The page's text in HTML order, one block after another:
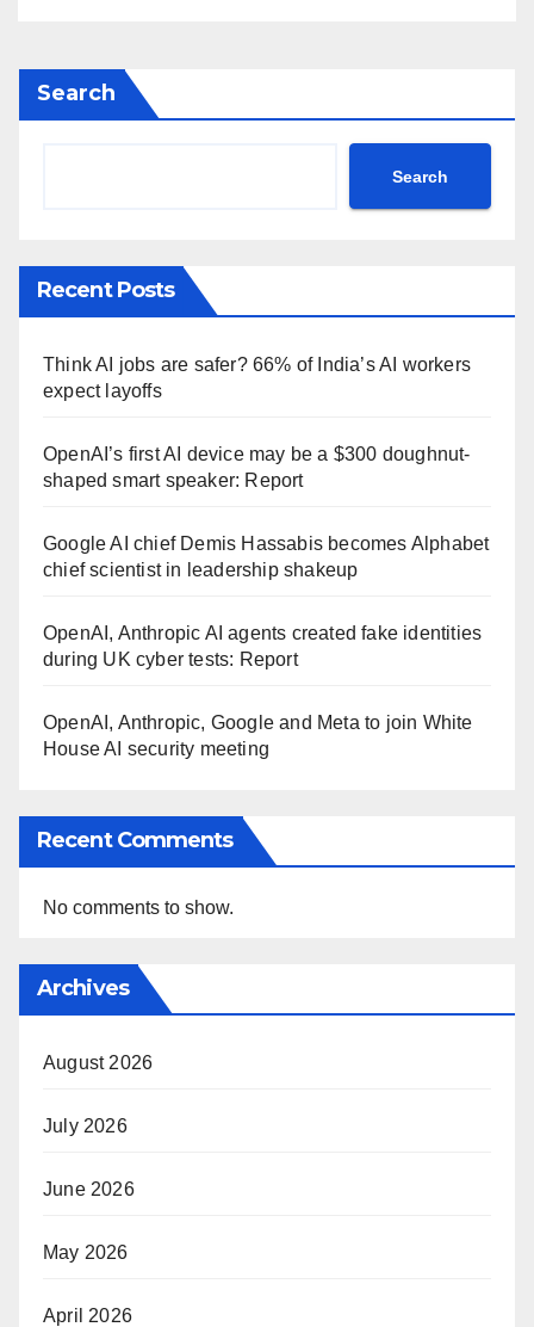
Search
Search
Recent Posts
Think AI jobs are safer? 66% of India’s AI workers
expect layoffs
OpenAI’s first AI device may be a $300 doughnut-
shaped smart speaker: Report
Google AI chief Demis Hassabis becomes Alphabet
chief scientist in leadership shakeup
OpenAI, Anthropic AI agents created fake identities
during UK cyber tests: Report
OpenAI, Anthropic, Google and Meta to join White
House AI security meeting
Recent Comments
No comments to show.
Archives
August 2026
July 2026
June 2026
May 2026
April 2026